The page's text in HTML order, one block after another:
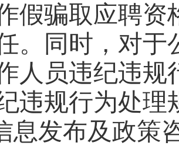
假骗取应聘资
。同时，对于
人员违纪违规
违规行为处理
息发布及政策